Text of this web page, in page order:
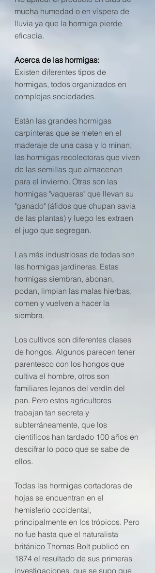
mucha humedad o en víspera de
lluvia ya que la hormiga pierde
eficacia.​
Acerca de las hormigas:
Existen diferentes tipos de
hormigas, todos organizados en
complejas sociedades.
Están las grandes hormigas
carpinteras que se meten en el
maderaje de una casa y lo minan,
las hormigas recolectoras que viven
de las semillas que almacenan
para el invierno. Otras son las
hormigas "vaqueras" que llevan su
"ganado" (áfidos que chupan savia
de las plantas) y luego les extraen
el jugo que segregan.
Las más industriosas de todas son
las hormigas jardineras. Estas
hormigas siembran, abonan,
podan, limpian las malas hierbas,
comen y vuelven a hacer la
siembra.
Los cultivos son diferentes clases
de hongos. Algunos parecen tener
parentesco con los hongos que
cultiva el hombre, otros son
familiares lejanos del verdín del
pan. Pero estos agricultores
trabajan tan secreta y
subterráneamente, que los
científicos han tardado 100 años en
descifrar lo poco que se sabe de
ellos.
Todas las hormigas cortadoras de
hojas se encuentran en el
hemisferio occidental,
principalmente en los trópicos. Pero
no fue hasta que el naturalista
británico Thomas Bolt publicó en
1874 el resultado de sus primeras
investigaciones, que se supo que